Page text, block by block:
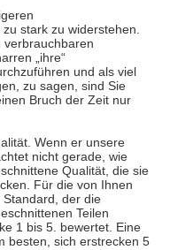
stark zu widerstehen.
verbrauchbaren
„ihre“
und als viel
zu sagen, sind Sie
Bruch der Zeit nur
Wenn er unsere
nicht gerade, wie
Qualität, die sie
Für die von Ihnen
der die
Teilen
1 bis 5. bewertet. Eine
besten, sich erstrecken 5